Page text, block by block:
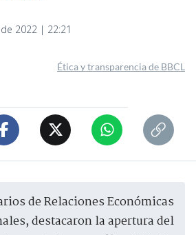
2022 | 22:21
Ética y transparencia de BBCL
destacaron la apertura del